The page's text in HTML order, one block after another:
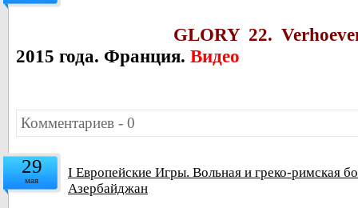
GLORY 22.
2015 года. Франция. Видео
Комментариев - 0
29
мая
I Европейские Игры. Вольная и греко-римская
Азербайджан